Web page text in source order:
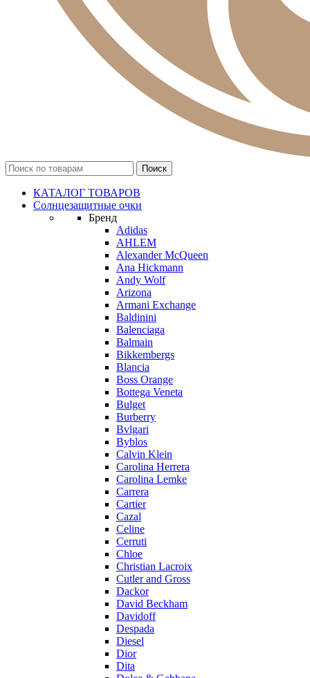
КАТАЛОГ ТОВАРОВ
Солнцезащитные очки
Бренд
Adidas
AHLEM
Alexander McQueen
Ana Hickmann
Andy Wolf
Arizona
Armani Exchange
Baldinini
Balenciaga
Balmain
Bikkembergs
Blancia
Boss Orange
Bottega Veneta
Bulget
Burberry
Bvlgari
Byblos
Calvin Klein
Carolina Herrera
Carolina Lemke
Carrera
Cartier
Cazal
Celine
Cerruti
Chloe
Christian Lacroix
Cutler and Gross
Dackor
David Beckham
Davidoff
Despada
Diesel
Dior
Dita